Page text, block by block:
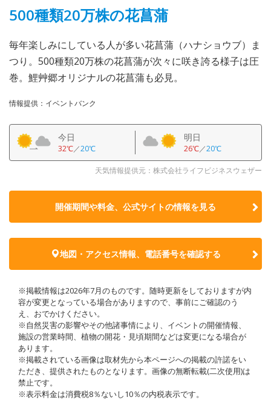
500種類20万株の花菖蒲
毎年楽しみにしている人が多い花菖蒲（ハナショウブ）ま
つり。500種類20万株の花菖蒲が次々に咲き誇る様子は圧
巻。鯉艸郷オリジナルの花菖蒲も必見。
情報提供：イベントバンク
今日
32℃／20℃
明日
26℃／20℃
天気情報提供元：株式会社ライフビジネスウェザー
開催期間や料金、公式サイトの情報を見る
地図・アクセス情報、電話番号を確認する
※掲載情報は2026年7月のものです。随時更新をしておりますが内
容が変更となっている場合がありますので、事前にご確認のう
え、おでかけください。
※自然災害の影響やその他諸事情により、イベントの開催情報、
施設の営業時間、植物の開花・見頃期間などは変更になる場合が
あります。
※掲載されている画像は取材先から本ページへの掲載の許諾をい
ただき、提供されたものとなります。画像の無断転載(二次使用)は
禁止です。
※表示料金は消費税8％ないし10％の内税表示です。